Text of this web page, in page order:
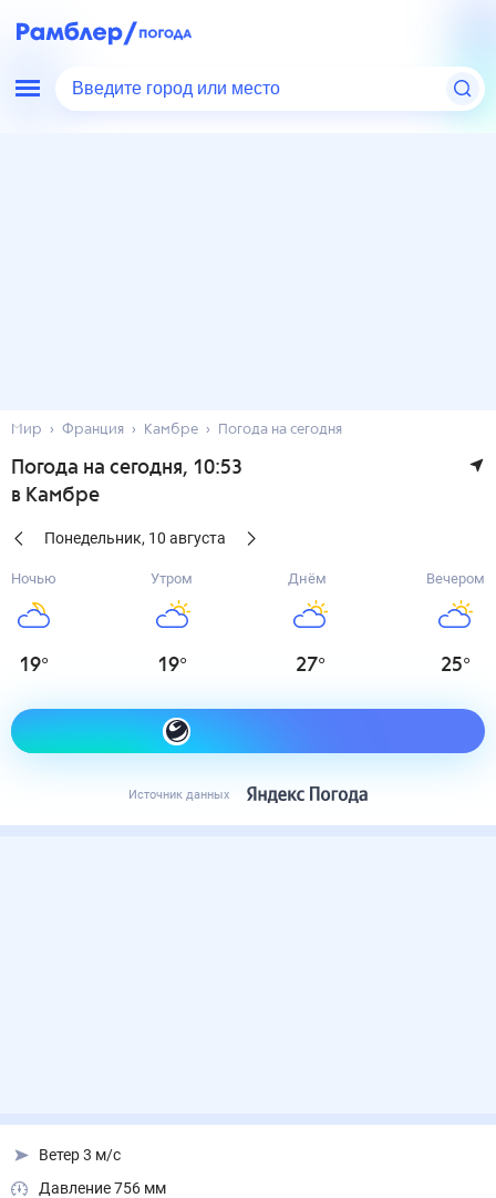
Введите город или место
Мир Франция Камбре Погода на сегодня
Погода на сегодня, 10:53
в Камбре
Понедельник, 10 августа
Ночью
19°
Утром
19°
Днём
27°
Вечером
25°
Как одеться сегодня
Источник данных
Ветер 3 м/с
Давление 756 мм